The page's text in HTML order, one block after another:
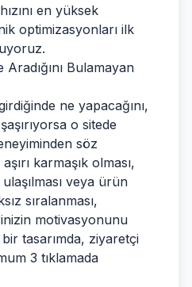
en yüksek
optimizasyonları ilk
Bulamayan
ne yapacağını,
o sitede
söz
karmaşık olması,
veya ürün
sıralanması,
motivasyonunu
bir tasarımda, ziyaretçi
3 tıklamada